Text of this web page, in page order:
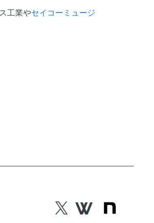
工業やセイコーミュージ